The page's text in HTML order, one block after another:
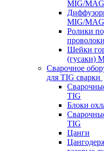
MIG/MAG
MIG/MAG
Ролики
Шейки
(гусаки)
Сварочное
для TIG сварки
TIG
Блоки
TIG
Цанги